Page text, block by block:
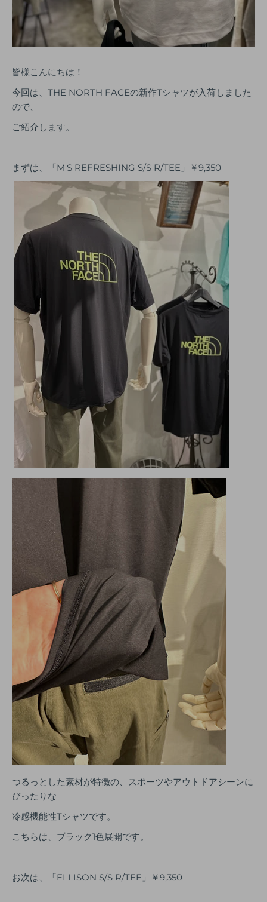
皆様こんにちは！
今回は、THE NORTH FACEの新作Tシャツが入荷しました
ので、
ご紹介します。
まずは、「M'S REFRESHING S/S R/TEE」￥9,350
つるっとした素材が特徴の、スポーツやアウトドアシーンに
ぴったりな
冷感機能性Tシャツです。
こちらは、ブラック1色展開です。
お次は、「ELLISON S/S R/TEE」￥9,350